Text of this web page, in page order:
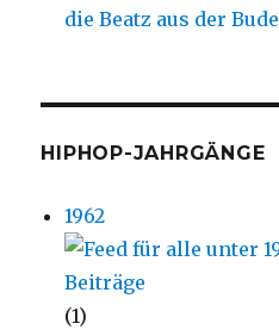
die Beatz aus der Bude
HIPHOP-JAHRGÄNGE
1962
(1)